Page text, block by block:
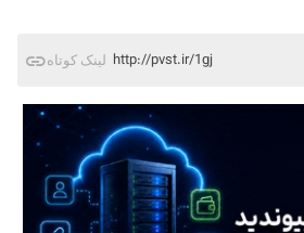
لینک کوتاه http://pvst.ir/1gj